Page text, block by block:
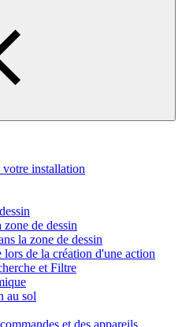
votre installation
zone de dessin
la zone de dessin
de la création d'une action
et Filtre
au sol
et des appareils